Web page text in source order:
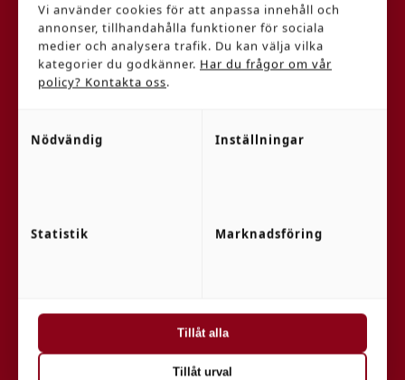
Hushållsutrustning (Vitvaror). Vi erbjuder
försäljning/installation, service och
reservdelar/tillbehör.
Telefon
Vi använder cookies för att anpassa innehåll och
annonser, tillhandahålla funktioner för sociala
medier och analysera trafik. Du kan välja vilka
kategorier du godkänner. Har du frågor om vår
policy? Kontakta oss.
Nödvändig Inställningar
Statistik Marknadsföring
Tillåt urval
Tillåt alla